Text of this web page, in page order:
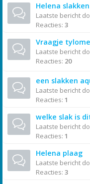
Helena
Laatste bericht
Reacties: 3
Vraagje
Laatste bericht
Reacties: 20
een slakken
Laatste bericht
Reacties: 1
welke slak is
Laatste bericht
Reacties: 1
Helena plaag
Laatste bericht
Reacties: 3